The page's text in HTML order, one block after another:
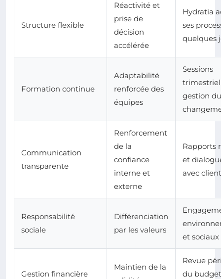
Structure flexible
Réactivité et
prise de
décision
accélérée
Hydratia
ses
quelques
Formation continue
Adaptabilité
renforcée des
équipes
Sessions
gestion du
Communication
transparente
Renforcement
de la
confiance
interne et
externe
Rapports
et
avec
Responsabilité
sociale
Différenciation
par les valeurs
et
Gestion financière
Maintien de la
Revue
du